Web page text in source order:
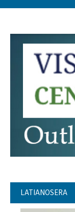
LATIANOSERA